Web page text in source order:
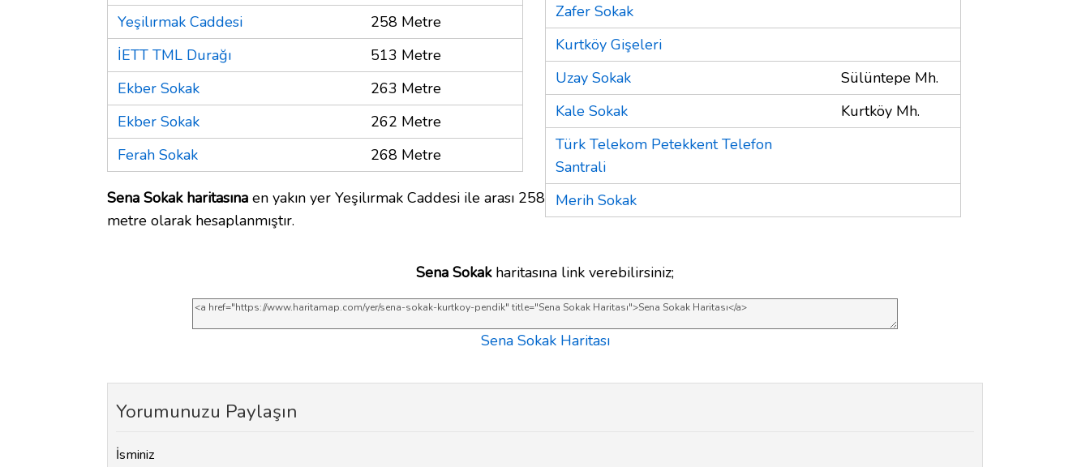
Yeşilırmak Caddesi
258 Metre
İETT TML Durağı
513 Metre
Ekber Sokak
263 Metre
Ekber Sokak
262 Metre
Ferah Sokak
268 Metre
Sena Sokak haritasına en yakın yer Yeşilırmak Caddesi ile arası 258
metre olarak hesaplanmıştır.
Zafer Sokak
Kurtköy Gişeleri
Uzay Sokak
Sülüntepe Mh.
Kale Sokak
Kurtköy Mh.
Türk Telekom Petekkent Telefon
Santrali
Merih Sokak
Sena Sokakharitasına link verebilirsiniz;
Sena Sokak Haritası
Yorumunuzu Paylaşın
İsminiz